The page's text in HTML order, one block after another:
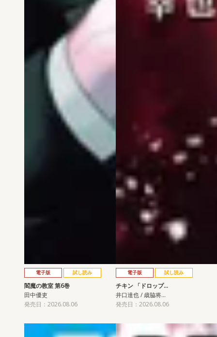
電子版 試し読み
閻魔の教室 第6巻
田中優吏
発売日：2026.08.06
電子版 試し読み
チキン 「ドロップ…
井口達也 / 歳脇将…
発売日：2026.08.06